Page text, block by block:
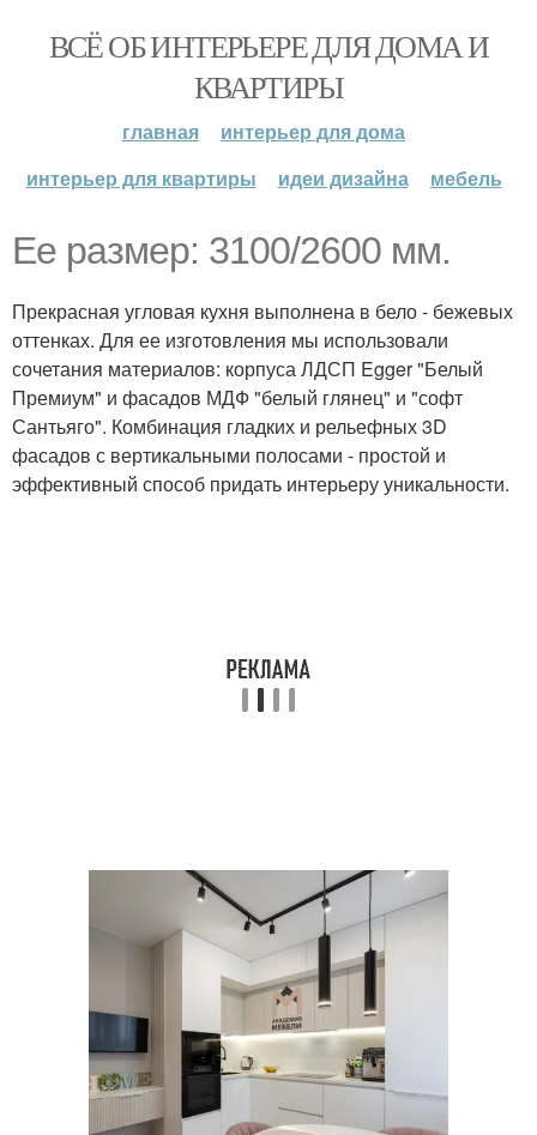
ВСЁ ОБ ИНТЕРЬЕРЕ ДЛЯ ДОМА И
КВАРТИРЫ
главная
интерьер для дома
интерьер для квартиры
идеи дизайна мебель
Ее размер: 3100/2600 мм.
Прекрасная угловая кухня выполнена в бело - бежевых
оттенках. Для ее изготовления мы использовали
сочетания материалов: корпуса ЛДСП Egger "Белый
Премиум" и фасадов МДФ "белый глянец" и "софт
Сантьяго". Комбинация гладких и рельефных 3D
фасадов с вертикальными полосами - простой и
эффективный способ придать интерьеру уникальности.